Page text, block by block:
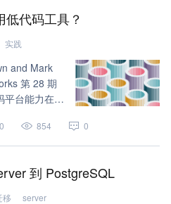
代码工具？
实践
第 28 期
平台能力在近
中在解决中
业务场景
所以建议企业
有界限地使
854 0
到 PostgreSQL
移 server